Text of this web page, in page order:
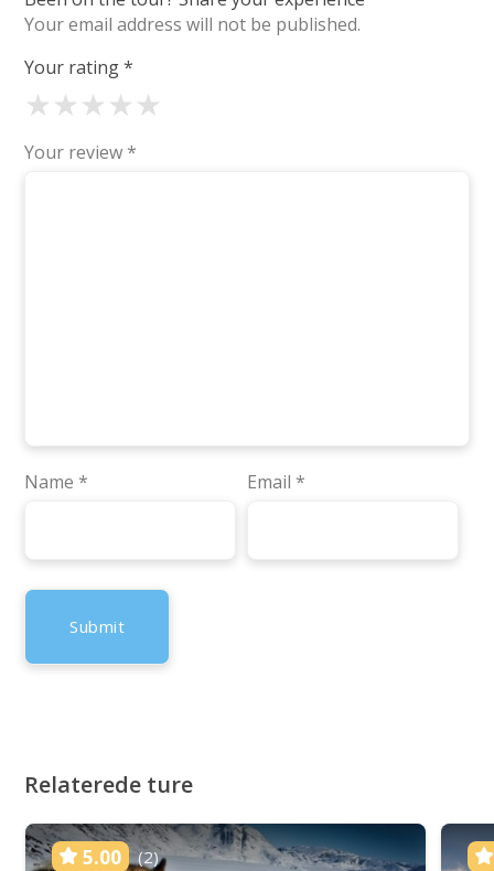
Your email address will not be published.
Your rating*
★
★
★
★
★
Your review *
Name * Email *
Relaterede ture
5.00 (2)